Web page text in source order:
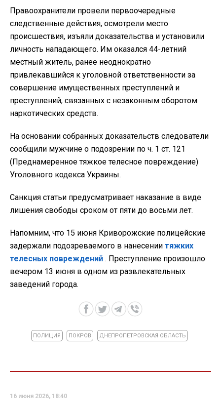
Правоохранители провели первоочередные
следственные действия, осмотрели место
происшествия, изъяли доказательства и установили
личность нападающего. Им оказался 44-летний
местный житель, ранее неоднократно
привлекавшийся к уголовной ответственности за
совершение имущественных преступлений и
преступлений, связанных с незаконным оборотом
наркотических средств.
На основании собранных доказательств следователи
сообщили мужчине о подозрении по ч. 1 ст. 121
(Преднамеренное тяжкое телесное повреждение)
Уголовного кодекса Украины.
Санкция статьи предусматривает наказание в виде
лишения свободы сроком от пяти до восьми лет.
Напомним, что 15 июня Криворожские полицейские
задержали подозреваемого в нанесении тяжких
телесных повреждений . Преступление произошло
вечером 13 июня в одном из развлекательных
заведений города.
ПОЛИЦИЯ ПОКРОВ ДНЕПРОПЕТРОВСКАЯ ОБЛАСТЬ
16 июня 2026, 18:40